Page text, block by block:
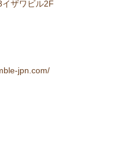
ザワビル2F
jpn.com/